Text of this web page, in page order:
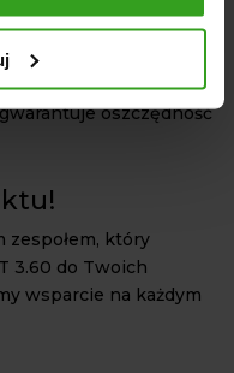
Premium zapewnia
warunkach.
Diesel STAGE V z
oszczędność
zespołem, który
3.60 do Twoich
wsparcie na każdym